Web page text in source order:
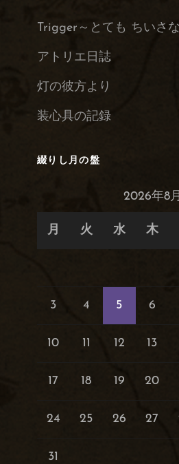
保
Trigger～とても ちいさ
アトリエ日誌
灯の彼方より
装心具の記録
綴りし月の盤
2026年8月
月 火 水 木
3 4 5 6
10 11 12 13
17 18 19 20
24 25 26 27
31